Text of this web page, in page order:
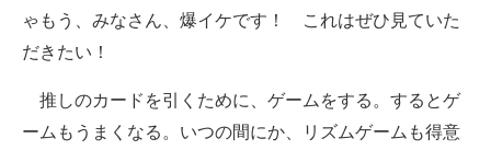
ゃもう、みなさん、爆イケです！ これはぜひ見ていた
だきたい！
推しのカードを引くために、ゲームをする。するとゲ
ームもうまくなる。いつの間にか、リズムゲームも得意